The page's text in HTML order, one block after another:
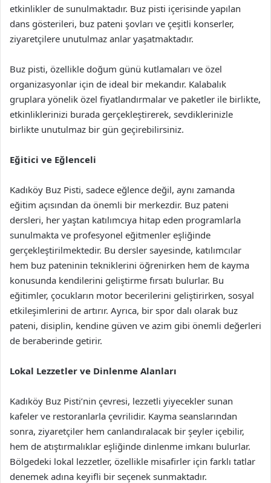
etkinlikler de sunulmaktadır. Buz pisti içerisinde yapılan
dans gösterileri, buz pateni şovları ve çeşitli konserler,
ziyaretçilere unutulmaz anlar yaşatmaktadır.
Buz pisti, özellikle doğum günü kutlamaları ve özel
organizasyonlar için de ideal bir mekandır. Kalabalık
gruplara yönelik özel fiyatlandırmalar ve paketler ile birlikte,
etkinliklerinizi burada gerçekleştirerek, sevdiklerinizle
birlikte unutulmaz bir gün geçirebilirsiniz.
Eğitici ve Eğlenceli
Kadıköy Buz Pisti, sadece eğlence değil, aynı zamanda
eğitim açısından da önemli bir merkezdir. Buz pateni
dersleri, her yaştan katılımcıya hitap eden programlarla
sunulmakta ve profesyonel eğitmenler eşliğinde
gerçekleştirilmektedir. Bu dersler sayesinde, katılımcılar
hem buz pateninin tekniklerini öğrenirken hem de kayma
konusunda kendilerini geliştirme fırsatı bulurlar. Bu
eğitimler, çocukların motor becerilerini geliştirirken, sosyal
etkileşimlerini de artırır. Ayrıca, bir spor dalı olarak buz
pateni, disiplin, kendine güven ve azim gibi önemli değerleri
de beraberinde getirir.
Lokal Lezzetler ve Dinlenme Alanları
Kadıköy Buz Pisti’nin çevresi, lezzetli yiyecekler sunan
kafeler ve restoranlarla çevrilidir. Kayma seanslarından
sonra, ziyaretçiler hem canlandıralacak bir şeyler içebilir,
hem de atıştırmalıklar eşliğinde dinlenme imkanı bulurlar.
Bölgedeki lokal lezzetler, özellikle misafirler için farklı tatlar
denemek adına keyifli bir seçenek sunmaktadır.